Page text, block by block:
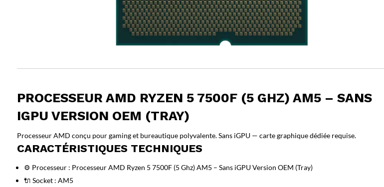
PROCESSEUR AMD RYZEN 5 7500F (5 GHZ) AM5 – SANS
IGPU VERSION OEM (TRAY)
Processeur AMD conçu pour gaming et bureautique polyvalente. Sans iGPU — carte graphique dédiée requise.
CARACTÉRISTIQUES TECHNIQUES
⚙️ Processeur : Processeur AMD Ryzen 5 7500F (5 Ghz) AM5 – Sans iGPU Version OEM (Tray)
🔌 Socket : AM5